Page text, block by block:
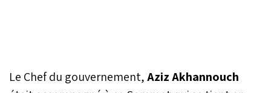
Le Chef du gouvernement,Aziz Akhannouch